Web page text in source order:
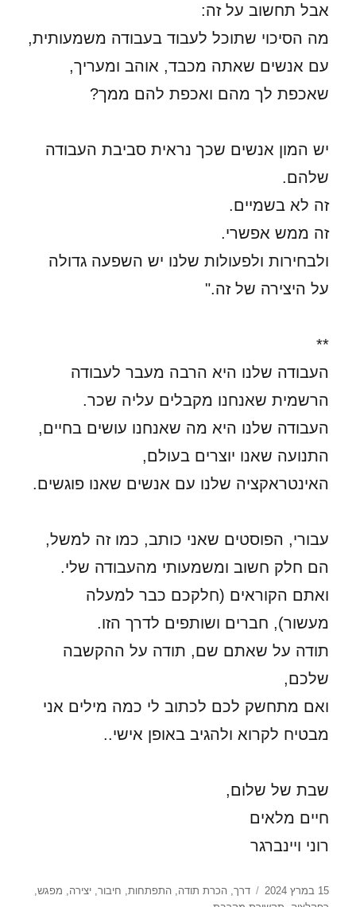
אבל תחשוב על זה:
מה הסיכוי שתוכל לעבוד בעבודה משמעותית,
עם אנשים שאתה מכבד, אוהב ומעריך,
שאכפת לך מהם ואכפת להם ממך?
יש המון אנשים שכך נראית סביבת העבודה
שלהם.
זה לא בשמיים.
זה ממש אפשרי.
ולבחירות ולפעולות שלנו יש השפעה גדולה
על היצירה של זה."
**
העבודה שלנו היא הרבה מעבר לעבודה
הרשמית שאנחנו מקבלים עליה שכר.
העבודה שלנו היא מה שאנחנו עושים בחיים,
התנועה שאנו יוצרים בעולם,
האינטראקציה שלנו עם אנשים שאנו פוגשים.
עבורי, הפוסטים שאני כותב, כמו זה למשל,
הם חלק חשוב ומשמעותי מהעבודה שלי.
ואתם הקוראים (חלקכם כבר למעלה
מעשור), חברים ושותפים לדרך הזו.
תודה על שאתם שם, תודה על ההקשבה
שלכם,
ואם מתחשק לכם לכתוב לי כמה מילים אני
מבטיח לקרוא ולהגיב באופן אישי..
שבת של שלום,
חיים מלאים
רוני ויינברגר
פורסם
15 במרץ 2024 תגיות
דרך,הכרת תודה,התפתחות, חיבור,יצירה, מפגש,